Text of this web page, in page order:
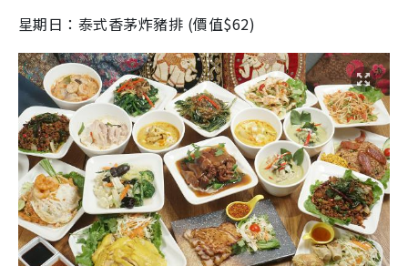
星期日：泰式香茅炸豬排 (價值$62)